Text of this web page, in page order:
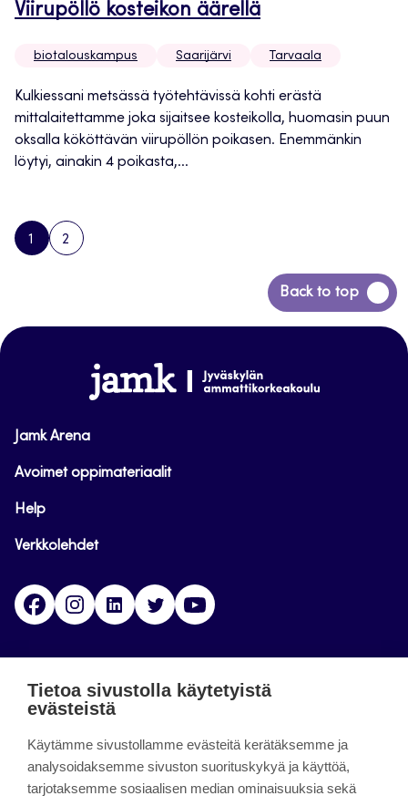
Viirupöllö kosteikon äärellä
biotalouskampus Saarijärvi Tarvaala
Kulkiessani metsässä työtehtävissä kohti erästä
mittalaitettamme joka sijaitsee kosteikolla, huomasin puun
oksalla kököttävän viirupöllön poikasen. Enemmänkin
löytyi, ainakin 4 poikasta,...
PAGE
1
PAGE
2
Back to top
Siirry
takaisin
www.jamk.fi
Jamk Arena
Avoimet oppimateriaalit
Help
Verkkolehdet
FacebookInstagramLinkedinTwitter
päättynyt 11.9.2023.
Tietoa sivustolla käytetyistä
evästeistä
Käytämme sivustollamme evästeitä kerätäksemme ja
analysoidaksemme sivuston suorituskykyä ja käyttöä,
tarjotaksemme sosiaalisen median ominaisuuksia sekä